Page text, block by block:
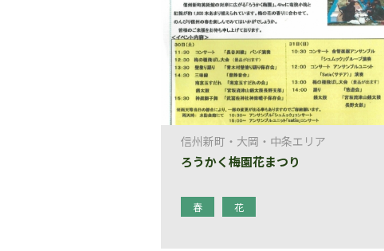
信州新町・大岡・中条エリア
ろうかく梅園花まつり
春 花